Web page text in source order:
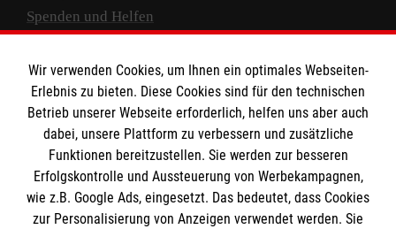
Spenden und Helfen
Empfänger: Malteser Hilfsdienst e.V.
IBAN: DE10 3706 0120 1201 2000 12
BIC: GENODED 1PA7
Wir verwenden Cookies, um Ihnen ein optimales Webseiten-
Erlebnis zu bieten. Diese Cookies sind für den technischen
Betrieb unserer Webseite erforderlich, helfen uns aber auch
dabei, unsere Plattform zu verbessern und zusätzliche
Funktionen bereitzustellen. Sie werden zur besseren
Erfolgskontrolle und Aussteuerung von Werbekampagnen,
wie z.B. Google Ads, eingesetzt. Das bedeutet, dass Cookies
zur Personalisierung von Anzeigen verwendet werden. Sie